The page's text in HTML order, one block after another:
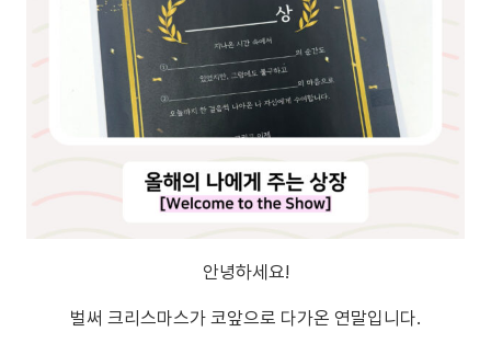
안녕하세요!
벌써 크리스마스가 코앞으로 다가온 연말입니다.